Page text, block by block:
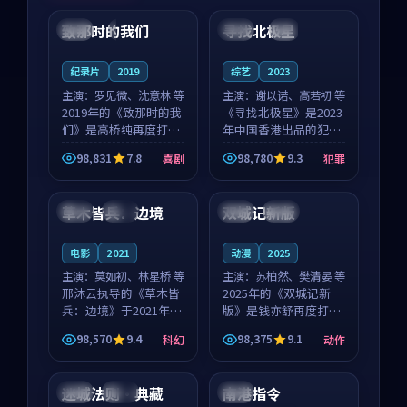
中国 4K
致那时的我们
纪录片 2019
主演： 罗见微、沈意林 等
2019年的《致那时的我
们》是高桥纯再度打磨
的喜剧佳作。中国大陆
的取景与都市寓言的氛
围相互成就，罗见微与
沈意林的对手戏自然克
制，让整部影片在悬
98,831 7.8 喜剧
中国 4K
寻找北极星
综艺 2023
主演： 谢以诺、高若初 等
《寻找北极星》是2023
年中国香港出品的犯罪
新作，主创团队希望用
公路冒险的故事让观众
停下来想一想。谢以诺
领衔，高若初担任重要
角色，戚南柯的叙事
98,780 9.3 犯罪
泰国 独播
草木皆兵：边境
电影 2021
主演： 莫如初、林星桥 等
邢沐云执导的《草木皆
兵：边境》于2021年面
世，泰国的城市气质与
校园青春的人物心境共
同构筑了影片基调。莫
如初、林星桥用细腻的
表演撑起整部科幻电
98,570 9.4 科幻
中国 独播
双城记新版
动漫 2025
主演： 苏柏然、樊清晏 等
2025年的《双城记新
版》是钱亦舒再度打磨
的动作佳作。中国大陆
的取景与沙漠探险的氛
围相互成就，苏柏然与
樊清晏的对手戏自然克
制，让整部影片在悬念
98,375 9.1 动作
韩国 独播
迷城法则·典藏
韩国
南港指令